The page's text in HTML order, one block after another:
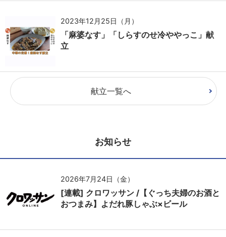
2023年12月25日（月）
「麻婆なす」「しらすのせ冷ややっこ」献
立
献立一覧へ
お知らせ
2026年7月24日（金）
[連載] クロワッサン /【ぐっち夫婦のお酒と
おつまみ】よだれ豚しゃぶ×ビール